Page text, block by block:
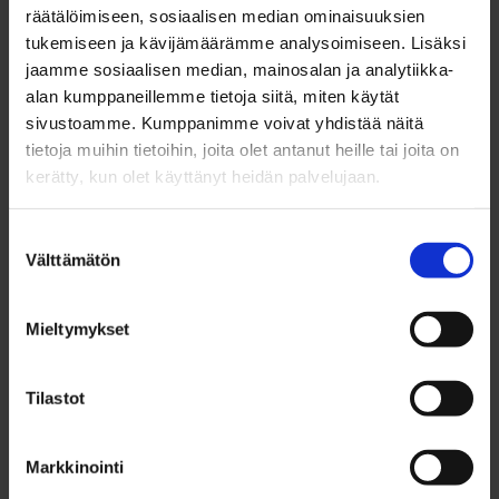
räätälöimiseen, sosiaalisen median ominaisuuksien
tukemiseen ja kävijämäärämme analysoimiseen. Lisäksi
jaamme sosiaalisen median, mainosalan ja analytiikka-
alan kumppaneillemme tietoja siitä, miten käytät
sivustoamme. Kumppanimme voivat yhdistää näitä
tietoja muihin tietoihin, joita olet antanut heille tai joita on
kerätty, kun olet käyttänyt heidän palvelujaan.
valinta
Välttämätön
Mieltymykset
Tilastot
Markkinointi
vappuun saakka. Kotimaan matkailijoiden
suosioon Syöte onkin vakiinnuttanut asemansa,
mutta alueella tavoitellaan myös uusia
kävijäryhmiä.
Erityisesti kansallispuistobuumilla on ollut
myönteinen vaikutus Syötteen kansallispuiston
kävijämääriin. Kesän tapahtumat vetävät alueelle
uusia vierailijoita, ja kesämatkailuun panostetaan
jatkuvasti. Maastopyöräilijöiden keskuudessa
Syöte on yksi Suomen tunnetuimpia kohteita.
Kesätapahtumat tuovat sykettä